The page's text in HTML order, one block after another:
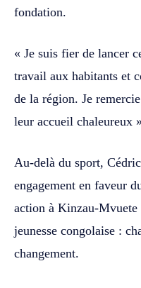
fondation.
« Je suis fier de lancer
travail aux habitants et
de la région. Je
leur accueil chaleureux
Au-delà du sport,
engagement en faveur
action à Kinzau-Mvuete
jeunesse congolaise :
changement.